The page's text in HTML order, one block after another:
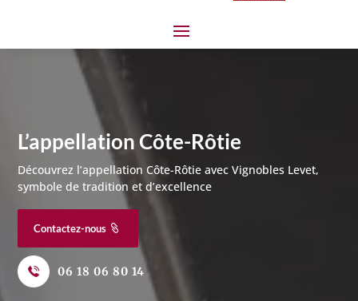
L’appellation Côte-Rôtie
Découvrez l’appellation Côte-Rôtie avecVignobles Levet,
symbole de tradition et d’excellence
Contactez-nous
06 18 06 80 14